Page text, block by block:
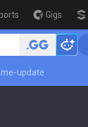
Gigs
Coaching
update